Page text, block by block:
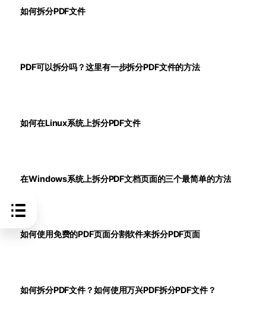
如何拆分PDF文件
PDF可以拆分吗？这里有一步拆分PDF文件的方法
如何在Linux系统上拆分PDF文件
在Windows系统上拆分PDF文档页面的三个最简单的方法
如何使用免费的PDF页面分割软件来拆分PDF页面
如何拆分PDF文件？如何使用万兴PDF拆分PDF文件？